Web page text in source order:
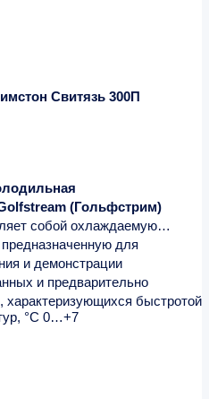
Свитязь 300П
(Гольфстрим)
собой охлаждаемую
предназначенную для
и демонстрации
и предварительно
характеризующихся быстротой
°С 0…+7